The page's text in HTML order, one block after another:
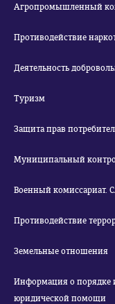
Агропромышленный
Противодействие
Деятельность
Туризм
Защита прав
Муниципальный
Военный комиссариат.
Противодействие
Земельные отношения
Информация о порядке
юридической помощи